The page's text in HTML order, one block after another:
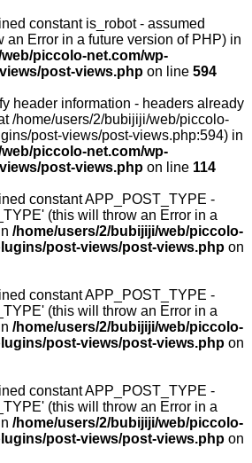
constant is_robot - assumed
an Error in a future version of PHP) in
piccolo-net.com/wp-
post-views.php on line 594
header information - headers already
/home/users/2/bubijiji/web/piccolo-
post-views/post-views.php:594) in
piccolo-net.com/wp-
post-views.php on line 114
constant APP_POST_TYPE -
(this will throw an Error in a
/home/users/2/bubijiji/web/piccolo-
post-views/post-views.php on
constant APP_POST_TYPE -
(this will throw an Error in a
/home/users/2/bubijiji/web/piccolo-
post-views/post-views.php on
constant APP_POST_TYPE -
(this will throw an Error in a
/home/users/2/bubijiji/web/piccolo-
post-views/post-views.php on